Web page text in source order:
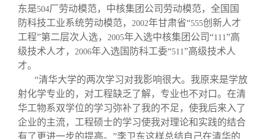
东是504厂劳动模范，中核集团公司劳动模范，全国国
防科技工业系统劳动模范，
2002年甘肃省“555创新人才
工程”第二层次人选，
2005年入选中核集团公司“111”高
级技术人才，
2006年入选国防科工委“511”高级技术人
才。
“清华大学的两次学习对我影响很大。我原来是学放
射化学专业的，对工程缺乏了解，专业也不对口。在清
华工物系双学位的学习弥补了我的不足，使我后来入了
企业的主流，工程硕士的学习使我对理论和实践的结合
有了更进一步的提高。”李卫东这样总结自己在清华的